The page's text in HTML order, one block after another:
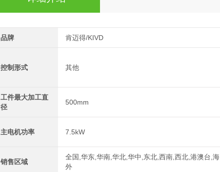
品牌 肯迈得/KIVD
控制形式 其他
工件最大加工直
径
500mm
主电机功率 7.5kW
销售区域
全国,华东,华南,华北,华中,东北,西南,西北,港澳台,海
外